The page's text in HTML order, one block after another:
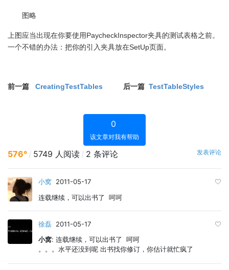
图略
上图应当出现在你要使用 PaycheckInspector夹具的测试表格之前。
一个不错的办法：把你的引入夹具放在SetUp页面。
前一篇 CreatingTestTables 后一篇 TestTableStyles
0
该文章对我有帮助
576° / 5749 人阅读 / 2 条评论 发表评论
小窝 2011-05-17
连载继续，可以出书了 呵呵
徐磊 2011-05-17
小窝: 连载继续，可以出书了 呵呵
。。。水平还没到呢 出书找你修订，你估计就忙疯了